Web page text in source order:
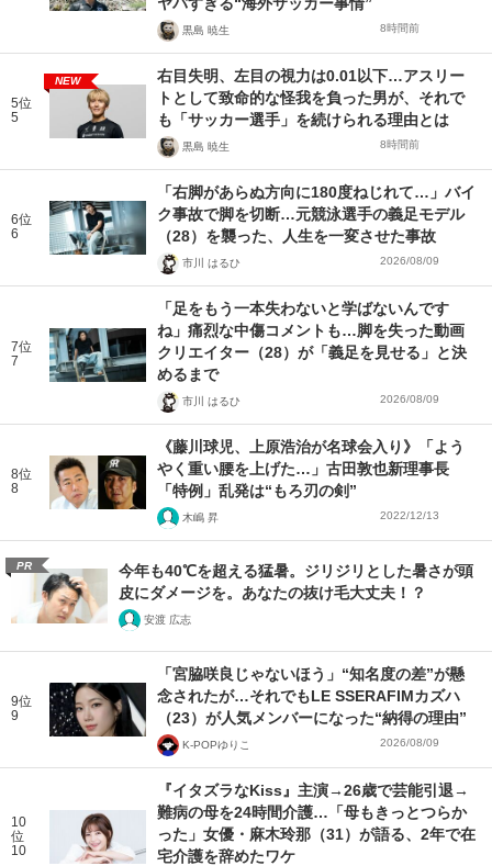
黒島 暁生 8時間前
5位
5
NEW
右目失明、左目の視力は0.01以下…アスリー
トとして致命的な怪我を負った男が、それで
も「サッカー選手」を続けられる理由とは
黒島 暁生 8時間前
6位
6
「右脚があらぬ方向に180度ねじれて…」バイ
ク事故で脚を切断…元競泳選手の義足モデル
（28）を襲った、人生を一変させた事故
市川 はるひ 2026/08/09
7位
7
「足をもう一本失わないと学ばないんです
ね」痛烈な中傷コメントも…脚を失った動画
クリエイター（28）が「義足を見せる」と決
めるまで
市川 はるひ 2026/08/09
8位
8
《藤川球児、上原浩治が名球会入り》「よう
やく重い腰を上げた…」古田敦也新理事長
「特例」乱発は“もろ刃の剣”
木嶋 昇 2022/12/13
PR
今年も40℃を超える猛暑。ジリジリとした暑さが頭
皮にダメージを。あなたの抜け毛大丈夫！？
安渡 広志
9位
9
「宮脇咲良じゃないほう」“知名度の差”が懸
念されたが…それでもLE SSERAFIMカズハ
（23）が人気メンバーになった“納得の理由”
K-POPゆりこ 2026/08/09
10
位
10
『イタズラなKiss』主演→26歳で芸能引退→
難病の母を24時間介護…「母もきっとつらか
った」女優・麻木玲那（31）が語る、2年で在
宅介護を辞めたワケ